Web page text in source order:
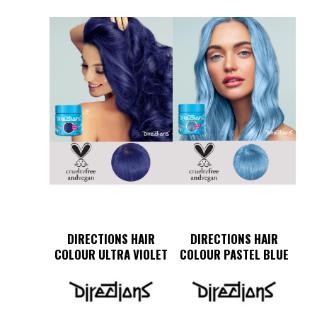
DIRECTIONS HAIR
COLOUR ULTRA VIOLET
DIRECTIONS HAIR
COLOUR PASTEL BLUE